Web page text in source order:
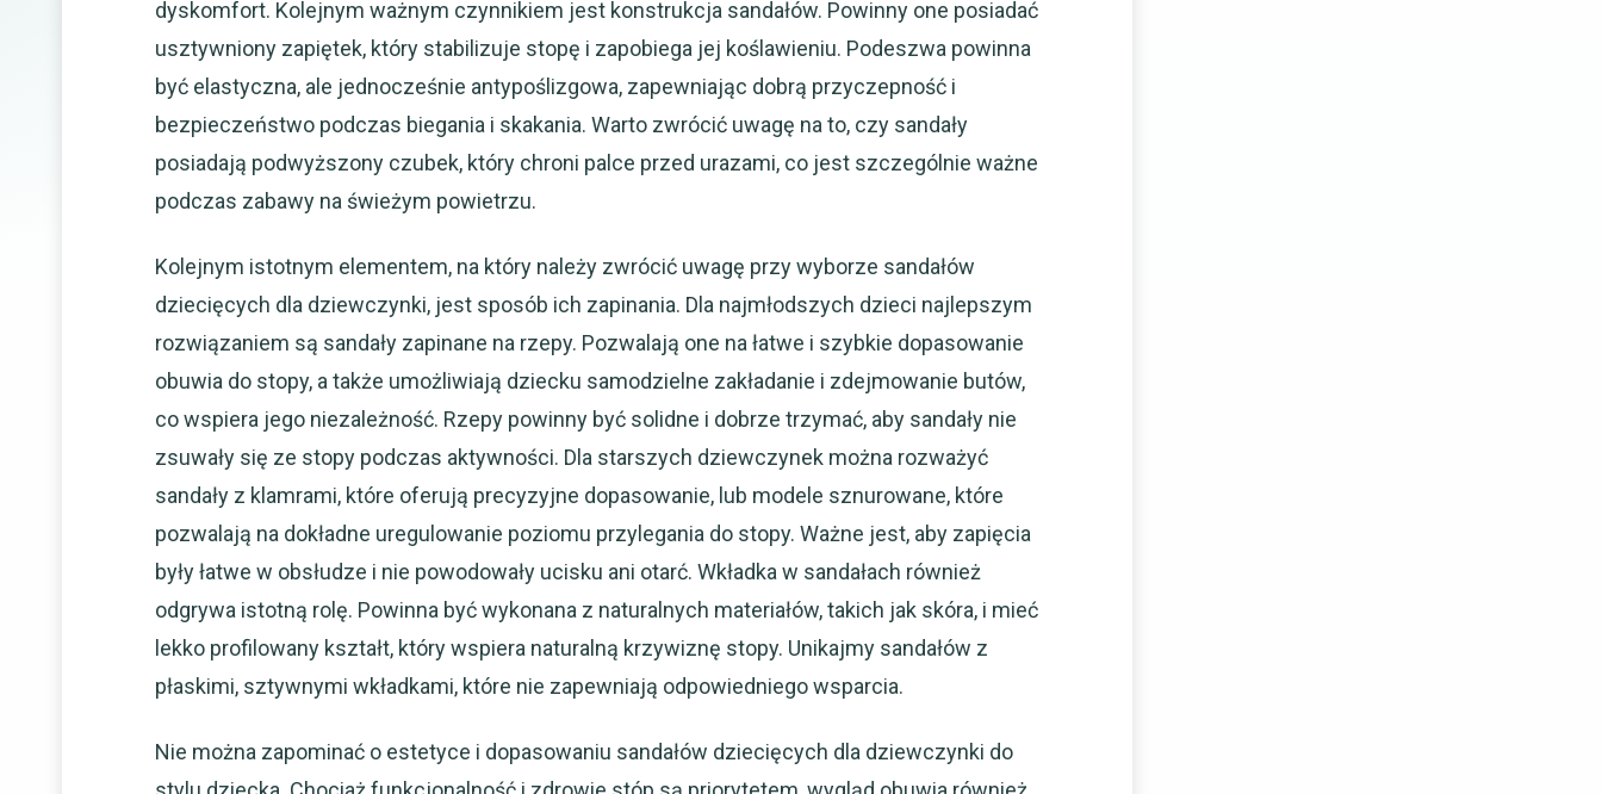
dyskomfort. Kolejnym ważnym czynnikiem jest konstrukcja sandałów. Powinny one posiadać
usztywniony zapiętek, który stabilizuje stopę i zapobiega jej koślawieniu. Podeszwa powinna
być elastyczna, ale jednocześnie antypoślizgowa, zapewniając dobrą przyczepność i
bezpieczeństwo podczas biegania i skakania. Warto zwrócić uwagę na to, czy sandały
posiadają podwyższony czubek, który chroni palce przed urazami, co jest szczególnie ważne
podczas zabawy na świeżym powietrzu.
Kolejnym istotnym elementem, na który należy zwrócić uwagę przy wyborze sandałów
dziecięcych dla dziewczynki, jest sposób ich zapinania. Dla najmłodszych dzieci najlepszym
rozwiązaniem są sandały zapinane na rzepy. Pozwalają one na łatwe i szybkie dopasowanie
obuwia do stopy, a także umożliwiają dziecku samodzielne zakładanie i zdejmowanie butów,
co wspiera jego niezależność. Rzepy powinny być solidne i dobrze trzymać, aby sandały nie
zsuwały się ze stopy podczas aktywności. Dla starszych dziewczynek można rozważyć
sandały z klamrami, które oferują precyzyjne dopasowanie, lub modele sznurowane, które
pozwalają na dokładne uregulowanie poziomu przylegania do stopy. Ważne jest, aby zapięcia
były łatwe w obsłudze i nie powodowały ucisku ani otarć. Wkładka w sandałach również
odgrywa istotną rolę. Powinna być wykonana z naturalnych materiałów, takich jak skóra, i mieć
lekko profilowany kształt, który wspiera naturalną krzywiznę stopy. Unikajmy sandałów z
płaskimi, sztywnymi wkładkami, które nie zapewniają odpowiedniego wsparcia.
Nie można zapominać o estetyce i dopasowaniu sandałów dziecięcych dla dziewczynki do